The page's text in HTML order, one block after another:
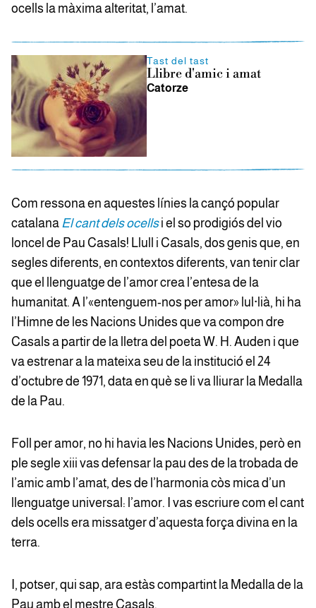
ocells la màxima alteritat, l’amat.
Tast del tast
Llibre d'amic i amat
Catorze
Com ressona en aquestes línies la cançó popular
catalana El cant dels ocellsi el so prodigiós del vio
loncel de Pau Casals! Llull i Casals, dos genis que, en
segles diferents, en contextos diferents, van tenir clar
que el llenguatge de l’amor crea l’entesa de la
humanitat. A l’«entenguem-nos per amor» lul·lià, hi ha
l’Himne de les Nacions Unides que va compon dre
Casals a partir de la lletra del poeta W. H. Auden i que
va estrenar a la mateixa seu de la institució el 24
d’octubre de 1971, data en què se li va lliurar la Medalla
de la Pau.
Foll per amor, no hi havia les Nacions Unides, però en
ple segle xiii vas defensar la pau des de la trobada de
l’amic amb l’amat, des de l’harmonia còs mica d’un
llenguatge universal: l’amor. I vas escriure com el cant
dels ocells era missatger d’aquesta força divina en la
terra.
I, potser, qui sap, ara estàs compartint la Medalla de la
Pau amb el mestre Casals.